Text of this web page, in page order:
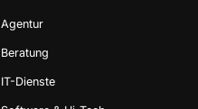
Agentur
Beratung
IT-Dienste